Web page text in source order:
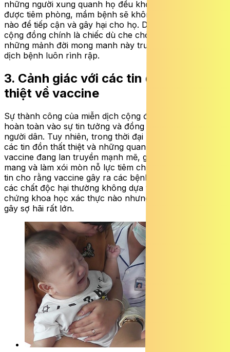
những người xung quanh họ đều khỏe mạnh và đã
được tiêm phòng, mầm bệnh sẽ không có con đường
nào để tiếp cận và gây hại cho họ. Do đó, miễn dịch
cộng đồng chính là chiếc dù che chở duy nhất cho
những mảnh đời mong manh này trước những cơn bão
dịch bệnh luôn rình rập.
3. Cảnh giác với các tin đồn thất
thiệt về vaccine
Sự thành công của miễn dịch cộng đồng phụ thuộc
hoàn toàn vào sự tin tưởng và đồng thuận của đa số
người dân. Tuy nhiên, trong thời đại bùng nổ thông tin,
các tin đồn thất thiệt và những quan niệm sai lầm về
vaccine đang lan truyền mạnh mẽ, gây ra tâm lý hoang
mang và làm xói mòn nỗ lực tiêm chủng. Những thông
tin cho rằng vaccine gây ra các bệnh tự miễn hay chứa
các chất độc hại thường không dựa trên bất kỳ bằng
chứng khoa học xác thực nào nhưng lại có khả năng
gây sợ hãi rất lớn.